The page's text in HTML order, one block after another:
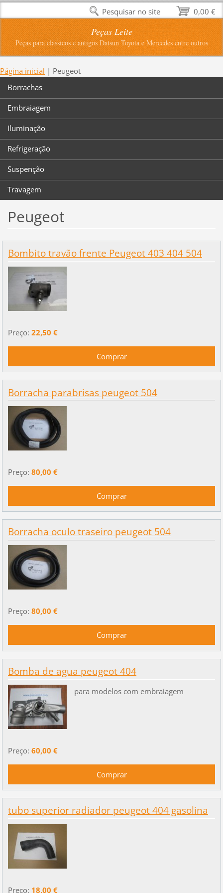
Peças Leite
Peças para clássicos e antigos Datsun Toyota e Mercedes entre outros
Página inicial | Peugeot
Borrachas
Embraiagem
Iluminação
Refrigeração
Suspenção
Travagem
Peugeot
Bombito travão frente Peugeot 403 404 504
Preço: 22,50 €
Borracha parabrisas peugeot 504
Preço: 80,00 €
Borracha oculo traseiro peugeot 504
Preço: 80,00 €
Bomba de agua peugeot 404
para modelos com embraiagem
Preço: 60,00 €
tubo superior radiador peugeot 404 gasolina
Preço: 18,00 €
0,00 €
Pesquisar no site